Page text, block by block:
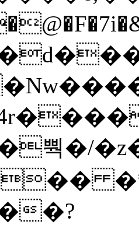
뿩�/
�?